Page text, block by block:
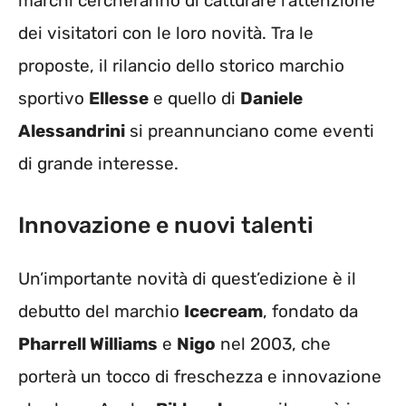
dei visitatori con le loro novità. Tra le
proposte, il rilancio dello storico marchio
sportivo Ellesse e quello di Daniele
Alessandrini si preannunciano come eventi
di grande interesse.
Innovazione e nuovi talenti
Un’importante novità di quest’edizione è il
debutto del marchio Icecream, fondato da
Pharrell Williams e Nigo nel 2003, che
porterà un tocco di freschezza e innovazione